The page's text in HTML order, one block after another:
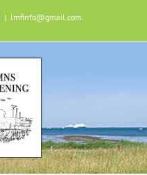
| lmfinfo@gmail.com.